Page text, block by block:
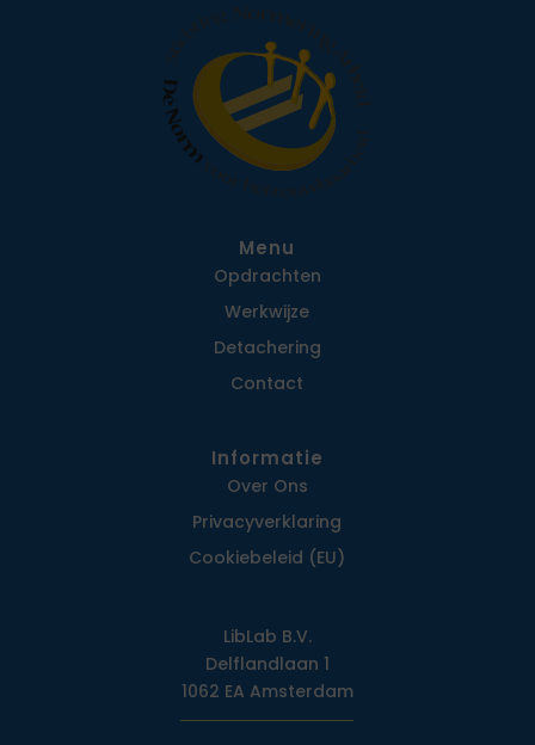
Menu
Opdrachten
Werkwijze
Detachering
Contact
Informatie
Over Ons
Privacy­verklaring
Cookiebeleid (EU)
LibLab B.V.
Delflandlaan 1
1062 EA Amsterdam